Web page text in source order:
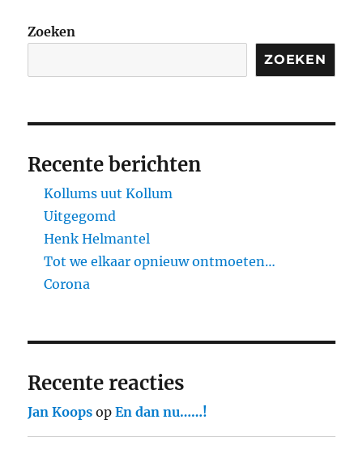
Zoeken
ZOEKEN
Recente berichten
Kollums uut Kollum
Uitgegomd
Henk Helmantel
Tot we elkaar opnieuw ontmoeten…
Corona
Recente reacties
Jan Koops opEn dan nu……!